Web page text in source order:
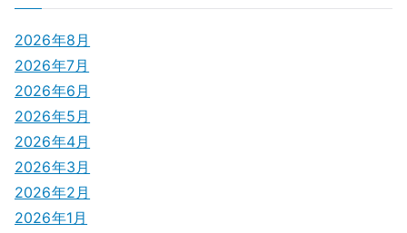
2026年8月
2026年7月
2026年6月
2026年5月
2026年4月
2026年3月
2026年2月
2026年1月